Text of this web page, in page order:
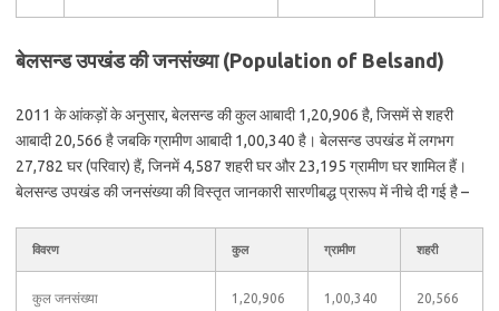
बेलसन्ड उपखंड की जनसंख्या (Population of Belsand)
2011 के आंकड़ों के अनुसार, बेलसन्ड की कुल आबादी 1,20,906 है, जिसमें से शहरी
आबादी 20,566 है जबकि ग्रामीण आबादी 1,00,340 है। बेलसन्ड उपखंड में लगभग
27,782 घर (परिवार) हैं, जिनमें 4,587 शहरी घर और 23,195 ग्रामीण घर शामिल हैं।
बेलसन्ड उपखंड की जनसंख्या की विस्तृत जानकारी सारणीबद्ध प्रारूप में नीचे दी गई है –
विवरण कुल ग्रामीण शहरी
कुल जनसंख्या 1,20,906 1,00,340 20,566